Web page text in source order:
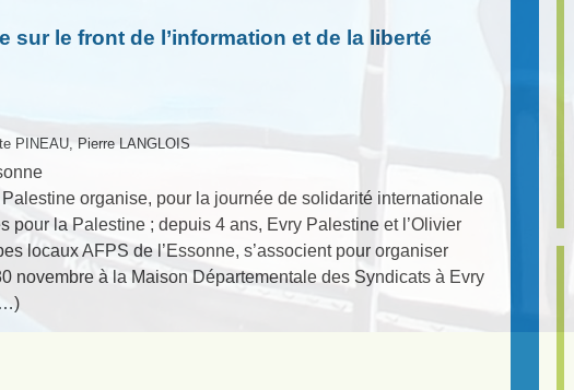
sur le front de l’information et de la liberté
PINEAU, Pierre LANGLOIS
organise, pour la journée de solidarité internationale
pour la Palestine ; depuis 4 ans, Evry Palestine et l’Olivier
locaux AFPS de l’Essonne, s’associent pour organiser
novembre à la Maison Départementale des Syndicats à Evry